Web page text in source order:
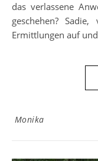
das verlassene
geschehen?
Ermittlungen auf
Monika